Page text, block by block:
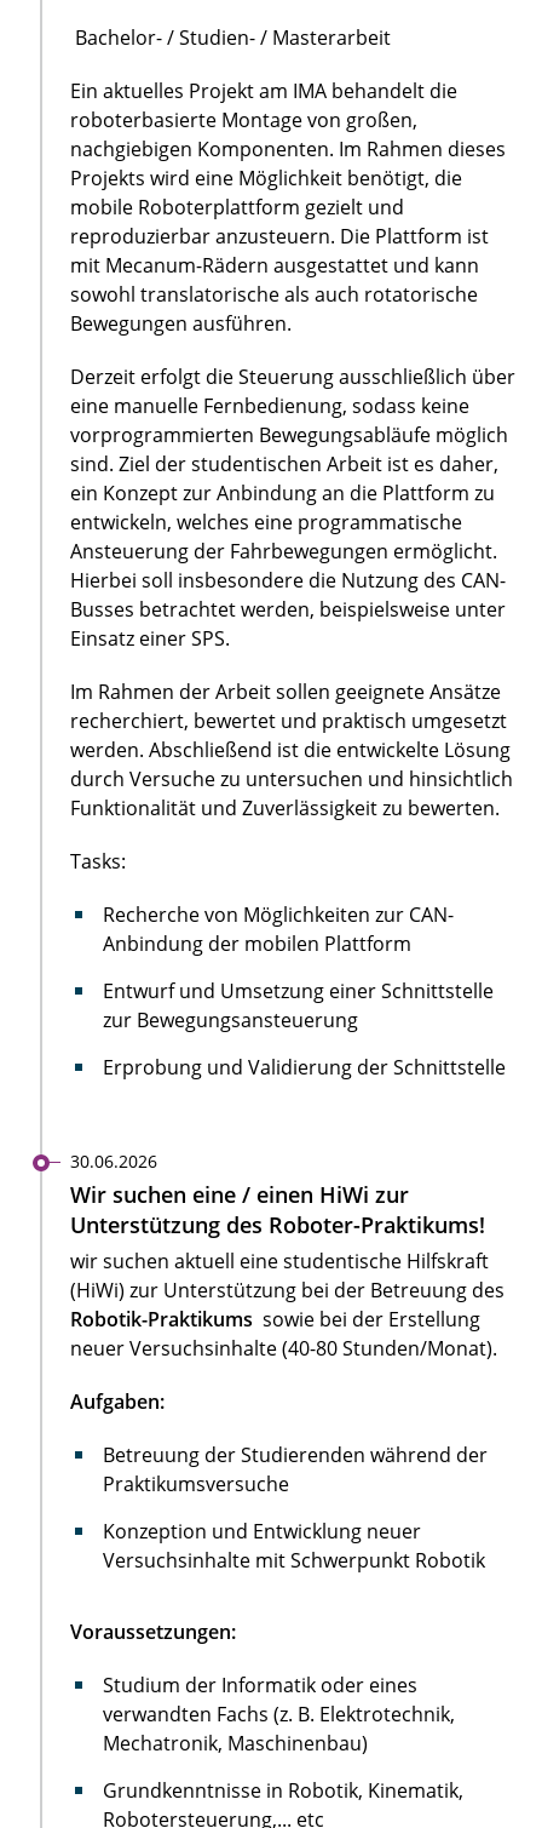
Bachelor- / Studien- / Masterarbeit
Ein aktuelles Projekt am IMA behandelt die
roboterbasierte Montage von großen,
nachgiebigen Komponenten. Im Rahmen dieses
Projekts wird eine Möglichkeit benötigt, die
mobile Roboterplattform gezielt und
reproduzierbar anzusteuern. Die Plattform ist
mit Mecanum-Rädern ausgestattet und kann
sowohl translatorische als auch rotatorische
Bewegungen ausführen.
Derzeit erfolgt die Steuerung ausschließlich über
eine manuelle Fernbedienung, sodass keine
vorprogrammierten Bewegungsabläufe möglich
sind. Ziel der studentischen Arbeit ist es daher,
ein Konzept zur Anbindung an die Plattform zu
entwickeln, welches eine programmatische
Ansteuerung der Fahrbewegungen ermöglicht.
Hierbei soll insbesondere die Nutzung des CAN-
Busses betrachtet werden, beispielsweise unter
Einsatz einer SPS.
Im Rahmen der Arbeit sollen geeignete Ansätze
recherchiert, bewertet und praktisch umgesetzt
werden. Abschließend ist die entwickelte Lösung
durch Versuche zu untersuchen und hinsichtlich
Funktionalität und Zuverlässigkeit zu bewerten.
Tasks:
Recherche von Möglichkeiten zur CAN-
Anbindung der mobilen Plattform
Entwurf und Umsetzung einer Schnittstelle
zur Bewegungsansteuerung
Erprobung und Validierung der Schnittstelle
30.06.2026
Wir suchen eine / einen HiWi zur
Unterstützung des Roboter-Praktikums!
wir suchen aktuell eine studentische Hilfskraft
(HiWi) zur Unterstützung bei der Betreuung des
Robotik-Praktikums sowie bei der Erstellung
neuer Versuchsinhalte (40-80 Stunden/Monat).
Aufgaben:
Betreuung der Studierenden während der
Praktikumsversuche
Konzeption und Entwicklung neuer
Versuchsinhalte mit Schwerpunkt Robotik
Voraussetzungen:
Studium der Informatik oder eines
verwandten Fachs (z. B. Elektrotechnik,
Mechatronik, Maschinenbau)
Grundkenntnisse in Robotik, Kinematik,
Robotersteuerung,... etc